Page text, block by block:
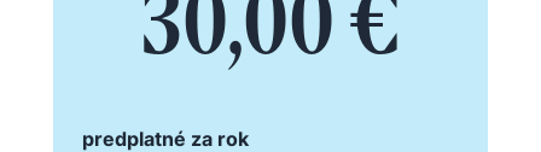
predplatné za rok